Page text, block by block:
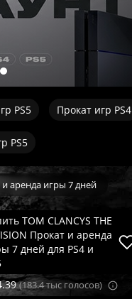
PS5 Прокат игр PS4
PS5
и аренда игры 7 дней
TOM CLANCYS THE
Прокат и аренда
7 дней для PS4 и
(183.4 тыс голосов)